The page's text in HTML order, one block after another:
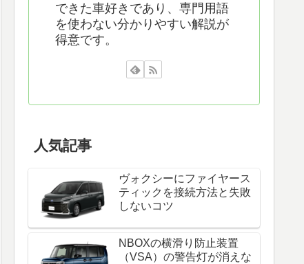
できた車好きであり、専門用語
を使わない分かりやすい解説が
得意です。
人気記事
ヴォクシーにファイヤース
ティックを接続方法と失敗
しないコツ
NBOXの横滑り防止装置
（VSA）の警告灯が消えな